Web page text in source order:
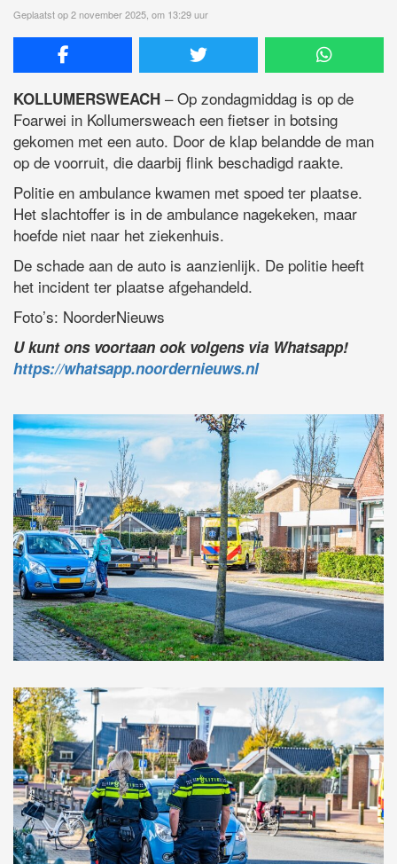
Geplaatst op 2 november 2025, om 13:29 uur
KOLLUMERSWEACH – Op zondagmiddag is op de
Foarwei in Kollumersweach een fietser in botsing
gekomen met een auto. Door de klap belandde de man
op de voorruit, die daarbij flink beschadigd raakte.
Politie en ambulance kwamen met spoed ter plaatse.
Het slachtoffer is in de ambulance nagekeken, maar
hoefde niet naar het ziekenhuis.
De schade aan de auto is aanzienlijk. De politie heeft
het incident ter plaatse afgehandeld.
Foto’s: NoorderNieuws
U kunt ons voortaan ook volgens via Whatsapp!
https://whatsapp.noordernieuws.nl